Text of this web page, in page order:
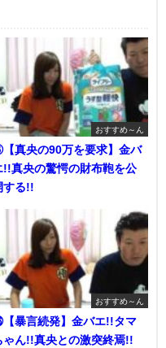
おすすめ～ん
真央の90万を要求】金バ
!!真央の驚愕の財布鞄を公
する!!
おすすめ～ん
暴言続発】金バエ!!タマ
ゃん!!真央との激突終焉!!